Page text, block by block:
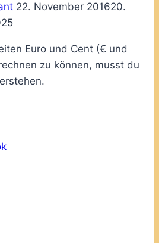
22. November 201620.
Euro und Cent (€ und
zu können, musst du